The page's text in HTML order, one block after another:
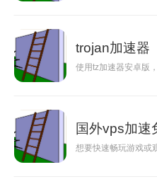
trojan加速器
使用tz加速器安卓版
国外vps加速
想要快速畅玩游戏或